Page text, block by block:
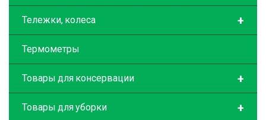
+
Тележки, колеса
Термометры
+
Товары для консервации
+
Товары для уборки